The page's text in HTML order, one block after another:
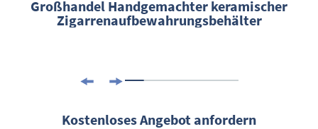
Großhandel Handgemachter keramischer
Zigarrenaufbewahrungsbehälter
Kostenloses Angebot anfordern